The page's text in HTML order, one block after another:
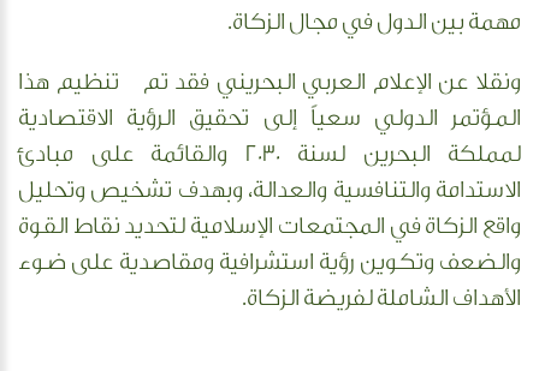
مهمة بين الدول في مجال الزكاة.
ونقلا عن الإعلام العربي البحريني فقد تم تنظيم هذا
المؤتمر الدولي سعياً إلى تحقيق الرؤية الاقتصادية
لمملكة البحرين لسنة 2030 والقائمة على مبادئ
الاستدامة والتنافسية والعدالة، وبهدف تشخيص وتحليل
واقع الزكاة في المجتمعات الإسلامية لتحديد نقاط القوة
والضعف وتكوين رؤية استشرافية ومقاصدية على ضوء
الأهداف الشاملة لفريضة الزكاة.